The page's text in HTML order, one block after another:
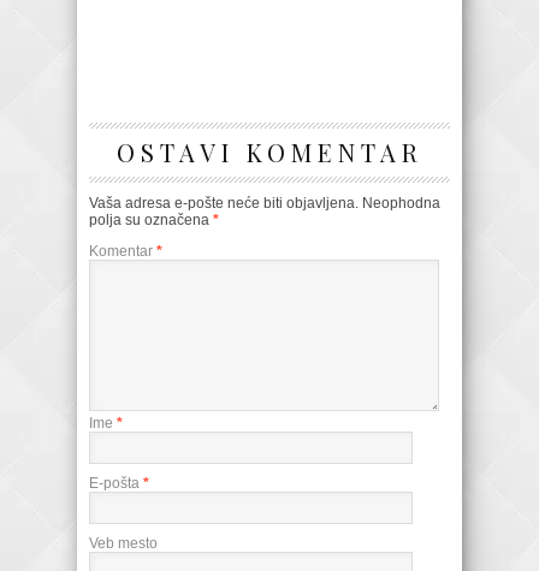
OSTAVI KOMENTAR
Vaša adresa e-pošte neće biti objavljena. Neophodna
polja su označena *
Komentar *
Ime *
E-pošta *
Veb mesto